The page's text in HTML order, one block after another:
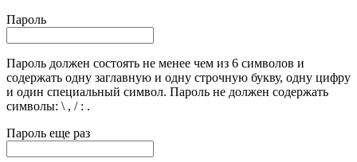
Пароль
Пароль должен состоять не менее чем из 6 символов и
содержать одну заглавную и одну строчную букву, одну цифру
и один специальный символ. Пароль не должен содержать
символы: \ , / : .
Пароль еще раз